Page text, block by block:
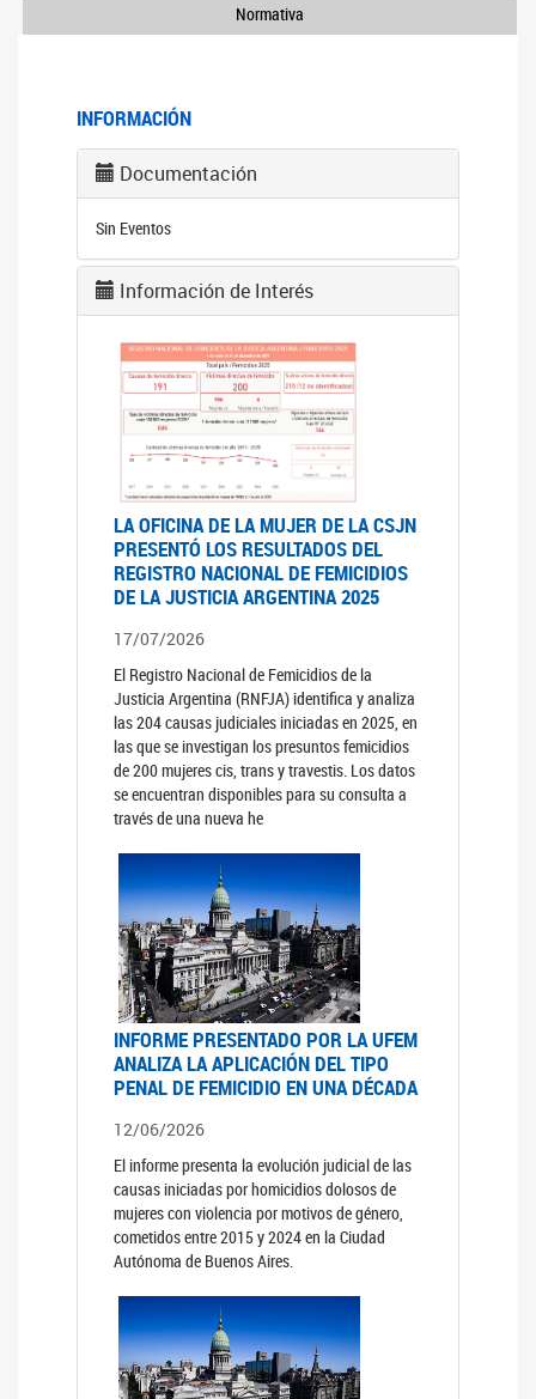
Normativa
INFORMACIÓN
Documentación
Sin Eventos
Información de Interés
LA OFICINA DE LA MUJER DE LA CSJN
PRESENTÓ LOS RESULTADOS DEL
REGISTRO NACIONAL DE FEMICIDIOS
DE LA JUSTICIA ARGENTINA 2025
17/07/2026
El Registro Nacional de Femicidios de la
Justicia Argentina (RNFJA) identifica y analiza
las 204 causas judiciales iniciadas en 2025, en
las que se investigan los presuntos femicidios
de 200 mujeres cis, trans y travestis. Los datos
se encuentran disponibles para su consulta a
través de una nueva he
INFORME PRESENTADO POR LA UFEM
ANALIZA LA APLICACIÓN DEL TIPO
PENAL DE FEMICIDIO EN UNA DÉCADA
12/06/2026
El informe presenta la evolución judicial de las
causas iniciadas por homicidios dolosos de
mujeres con violencia por motivos de género,
cometidos entre 2015 y 2024 en la Ciudad
Autónoma de Buenos Aires.